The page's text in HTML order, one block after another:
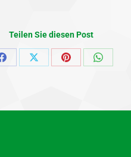
Teilen Sie diesen Post
Share
Share
Share
Share